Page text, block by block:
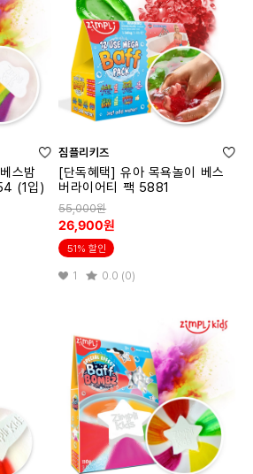
스밤
(1입)
짐플리키즈
[단독혜택] 유아 목욕놀이 베스
버라이어티 팩 5881
55,000원
26,900원
51% 할인
1 0.0 (0)